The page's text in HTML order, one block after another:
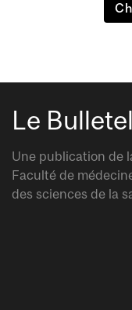
Le Bulletel
Une publication de
Faculté de
des sciences de la